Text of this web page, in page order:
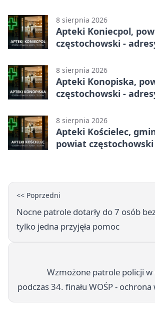
8 sierpnia 2026
Apteki Koniecpol,
częstochowski -
8 sierpnia 2026
Apteki Konopiska,
częstochowski -
8 sierpnia 2026
Apteki Kościelec,
powiat częstochowski
<< Poprzedni
Nocne patrole dotarły do 7 osób
tylko jedna przyjęła pomoc
Wzmożone patrole policji w
podczas 34. finału WOŚP -